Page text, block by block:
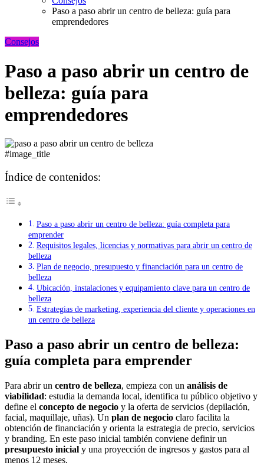
Paso a paso abrir un centro de belleza: guía para
emprendedores
Consejos
Paso a paso abrir un centro de
belleza: guía para
emprendedores
#image_title
Índice de contenidos:
Paso a paso abrir un centro de belleza: guía completa para
emprender
Requisitos legales, licencias y normativas para abrir un centro de
belleza
Plan de negocio, presupuesto y financiación para un centro de
belleza
Ubicación, instalaciones y equipamiento clave para un centro de
belleza
Estrategias de marketing, experiencia del cliente y operaciones en
un centro de belleza
Paso a paso abrir un centro de belleza:
guía completa para emprender
Para abrir un centro de belleza, empieza con un análisis de
viabilidad: estudia la demanda local, identifica tu público objetivo y
define el concepto de negocio y la oferta de servicios (depilación,
facial, maquillaje, uñas). Un plan de negocio claro facilita la
obtención de financiación y orienta la estrategia de precio, servicios
y branding. En este paso inicial también conviene definir un
presupuesto inicial y una proyección de ingresos y gastos para al
menos 12 meses.